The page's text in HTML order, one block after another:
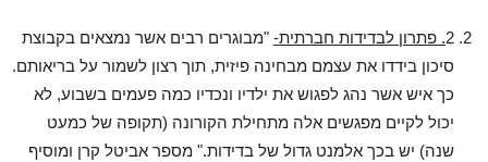
2. פתרון לבדידות חברתית- "מבוגרים רבים אשר נמצאים בקבוצת
סיכון בידדו את עצמם מבחינה פיזית, תוך רצון לשמור על בריאותם.
כך איש אשר נהג לפגוש את ילדיו ונכדיו כמה פעמים בשבוע, לא
יכול לקיים מפגשים אלה מתחילת הקורונה (תקופה של כמעט
שנה) יש בכך אלמנט גדול של בדידות." מספר אביטל קרן ומוסיף